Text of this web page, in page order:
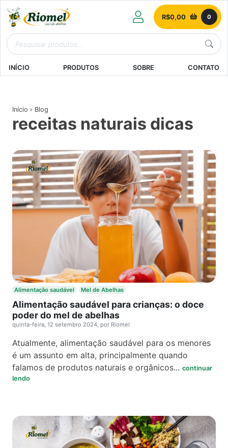
R$0,00 0
INÍCIO PRODUTOS SOBRE CONTATO
Início › Blog
receitas naturais dicas
Alimentação saudável Mel de Abelhas
Alimentação saudável para crianças: o doce
poder do mel de abelhas
quinta-feira, 12 setembro 2024, por Riomel
Atualmente, alimentação saudável para os menores
é um assunto em alta, principalmente quando
falamos de produtos naturais e orgânicos... continuar
lendo